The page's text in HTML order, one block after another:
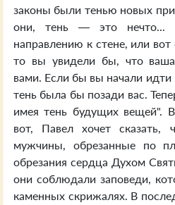
законы были тенью новых
они, тень — это
направлению к стене, или
то вы увидели бы, что ваша
вами. Если бы вы начали идти
тень была бы позади вас.
имея тень будущих вещей".
вот, Павел хочет сказать,
мужчины, обрезанные по
обрезания сердца Духом
они соблюдали заповеди,
каменных скрижалях. В